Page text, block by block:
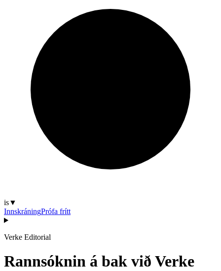
is▼
InnskráningPrófa frítt
Verke Editorial
Rannsóknin á bak við Verke